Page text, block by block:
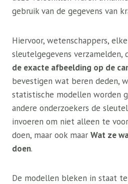
gebruik van de gegevens van
Hiervoor, wetenschappers,
sleutelgegevens verzamelden,
de exacte afbeelding op de
bevestigen wat beren deden,
statistische modellen worden
andere onderzoekers de
invoeren om niet alleen te
doen, maar ook maar Wat ze
doen.
De modellen bleken in staat